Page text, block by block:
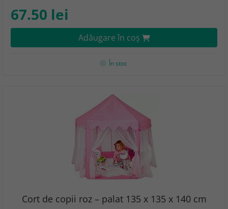
67.50 lei
Adăugare în coş
În stoc
Cort de copii roz – palat 135 x 135 x 140 cm